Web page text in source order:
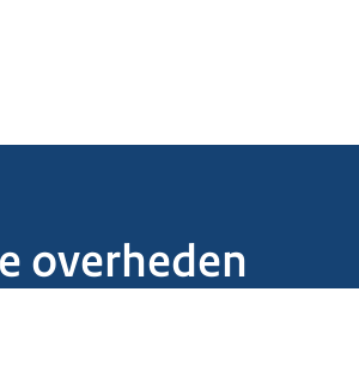
overheden